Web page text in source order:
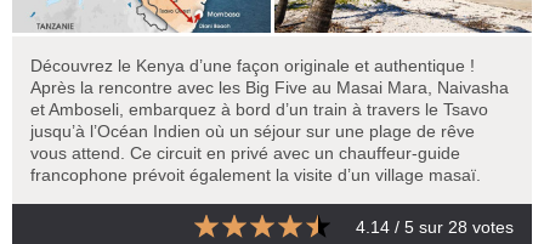
Découvrez le Kenya d’une façon originale et authentique !
Après la rencontre avec les Big Five au Masai Mara, Naivasha
et Amboseli, embarquez à bord d’un train à travers le Tsavo
jusqu’à l’Océan Indien où un séjour sur une plage de rêve
vous attend. Ce circuit en privé avec un chauffeur-guide
francophone prévoit également la visite d’un village masaï.
4.14 / 5 sur 28 votes